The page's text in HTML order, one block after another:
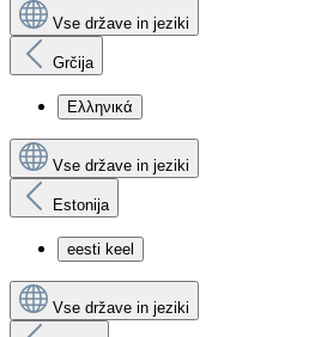
Vse države in jeziki
Grčija
Ελληνικά
Vse države in jeziki
Estonija
eesti keel
Vse države in jeziki